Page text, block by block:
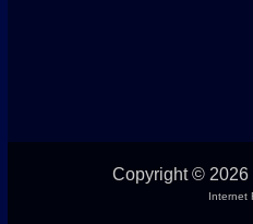
Copyright © 2026
Internet